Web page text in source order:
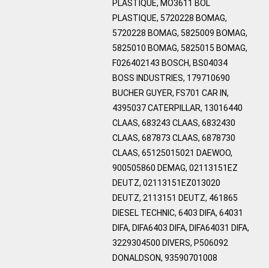
PLASTIQUE, MO3611 BOL
PLASTIQUE, 5720228 BOMAG,
5720228 BOMAG, 5825009 BOMAG,
5825010 BOMAG, 5825015 BOMAG,
F026402143 BOSCH, BS04034
BOSS INDUSTRIES, 179710690
BUCHER GUYER, FS701 CAR IN,
4395037 CATERPILLAR, 13016440
CLAAS, 683243 CLAAS, 6832430
CLAAS, 687873 CLAAS, 6878730
CLAAS, 65125015021 DAEWOO,
900505860 DEMAG, 02113151EZ
DEUTZ, 02113151EZ013020
DEUTZ, 2113151 DEUTZ, 461865
DIESEL TECHNIC, 6403 DIFA, 64031
DIFA, DIFA6403 DIFA, DIFA64031 DIFA,
3229304500 DIVERS, P506092
DONALDSON, 93590701008